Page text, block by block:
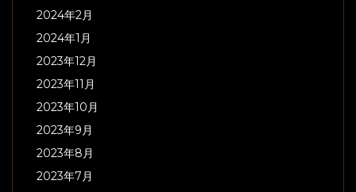
2024年2月
2024年1月
2023年12月
2023年11月
2023年10月
2023年9月
2023年8月
2023年7月